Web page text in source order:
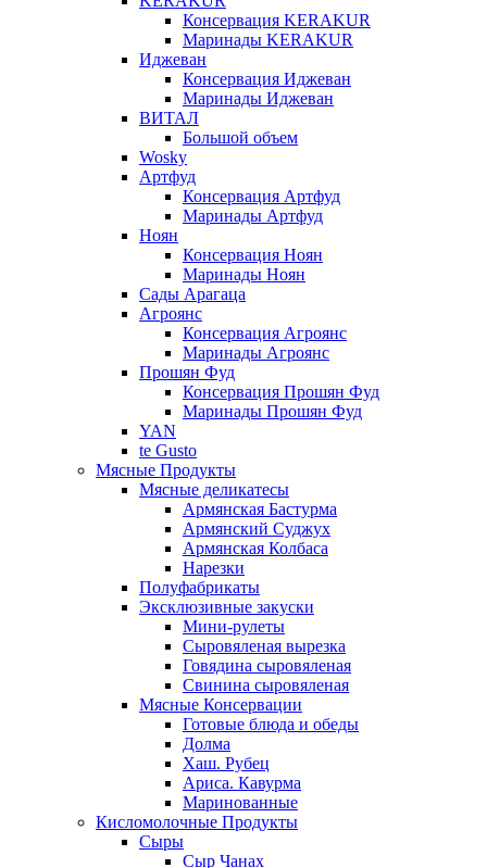
Консервация KERAKUR
Маринады KERAKUR
Иджеван
Консервация Иджеван
Маринады Иджеван
ВИТАЛ
Большой объем
Wosky
Артфуд
Консервация Артфуд
Маринады Артфуд
Ноян
Консервация Ноян
Маринады Ноян
Сады Арагаца
Агроянс
Консервация Агроянс
Маринады Агроянс
Прошян Фуд
Консервация Прошян Фуд
Маринады Прошян Фуд
YAN
te Gusto
Мясные Продукты
Мясные деликатесы
Армянская Бастурма
Армянский Суджух
Армянская Колбаса
Нарезки
Полуфабрикаты
Эксклюзивные закуски
Мини-рулеты
Сыровяленая вырезка
Говядина сыровяленая
Свинина сыровяленая
Мясные Консервации
Готовые блюда и обеды
Долма
Хаш. Рубец
Ариса. Кавурма
Маринованные
Кисломолочные Продукты
Сыры
Сыр Чанах